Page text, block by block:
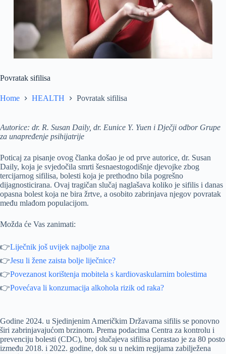
Povratak sifilisa
Home HEALTH Povratak sifilisa
Autorice: dr. R. Susan Daily, dr. Eunice Y. Yuen i Dječji odbor Grupe
za unapređenje psihijatrije
Poticaj za pisanje ovog članka došao je od prve autorice, dr. Susan
Daily, koja je svjedočila smrti šesnaestogodišnje djevojke zbog
tercijarnog sifilisa, bolesti koja je prethodno bila pogrešno
dijagnosticirana. Ovaj tragičan slučaj naglašava koliko je sifilis i danas
opasna bolest koja ne bira žrtve, a osobito zabrinjava njegov povratak
među mlađom populacijom.
Možda će Vas zanimati:
👉Liječnik još uvijek najbolje zna
👉Jesu li žene zaista bolje liječnice?
👉Povezanost korištenja mobitela s kardiovaskularnim bolestima
👉Povećava li konzumacija alkohola rizik od raka?
Godine 2024. u Sjedinjenim Američkim Državama sifilis se ponovno
širi zabrinjavajućom brzinom. Prema podacima Centra za kontrolu i
prevenciju bolesti (CDC), broj slučajeva sifilisa porastao je za 80 posto
između 2018. i 2022. godine, dok su u nekim regijama zabilježena